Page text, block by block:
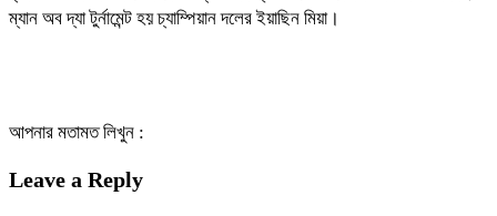
ম্যান অব দ্যা টুর্নামেন্ট হয় চ্যাম্পিয়ান দলের ইয়াছিন মিয়া।
আপনার মতামত লিখুন :
Leave a Reply